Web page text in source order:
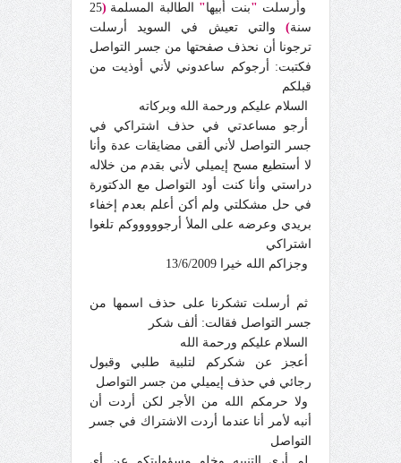
وأرسلت "بنت أبيها" الطالبة المسلمة (
25
سنة) والتي تعيش في السويد أرسلت
ترجونا أن نحذف صفحتها من جسر التواصل
فكتبت: أرجوكم ساعدوني لأني أوذيت من
قبلكم
السلام عليكم ورحمة الله وبركاته
أرجو مساعدتي في حذف اشتراكي في
جسر التواصل لأني ألقى مضايقات عدة وأنا
لا أستطيع مسح إيميلي لأني بقدم من خلاله
دراستي وأنا كنت أود التواصل مع الدكتورة
في حل مشكلتي ولم أكن أعلم بعدم إخفاء
بريدي وعرضه على الملأ أرجوووووكم تلغوا
اشتراكي
وجزاكم الله خيرا
13/6/2009
ثم أرسلت تشكرنا على حذف اسمها من
جسر التواصل فقالت: ألف شكر
السلام عليكم ورحمة الله
أعجز عن شكركم لتلبية طلبي وقبول
رجائي في حذف إيميلي من جسر التواصل
ولا حرمكم الله من الأجر لكن أردت أن
أنبه لأمر أنا عندما أردت الاشتراك في جسر
التواصل